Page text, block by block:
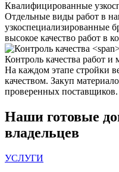
Квалифицированные
Отдельные виды работ в
узкоспециализированные
высокое качество работ в
Контроль качества работ и
На каждом этапе стройки
качеством. Закуп
проверенных поставщиков.
Наши готовые
владельцев
УСЛУГИ